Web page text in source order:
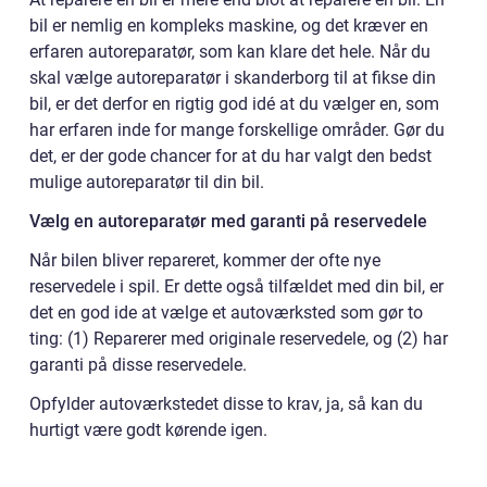
bil er nemlig en kompleks maskine, og det kræver en
erfaren autoreparatør, som kan klare det hele. Når du
skal vælge autoreparatør i skanderborg til at fikse din
bil, er det derfor en rigtig god idé at du vælger en, som
har erfaren inde for mange forskellige områder. Gør du
det, er der gode chancer for at du har valgt den bedst
mulige autoreparatør til din bil.
Vælg en autoreparatør med garanti på reservedele
Når bilen bliver repareret, kommer der ofte nye
reservedele i spil. Er dette også tilfældet med din bil, er
det en god ide at vælge et autoværksted som gør to
ting: (1) Reparerer med originale reservedele, og (2) har
garanti på disse reservedele.
Opfylder autoværkstedet disse to krav, ja, så kan du
hurtigt være godt kørende igen.